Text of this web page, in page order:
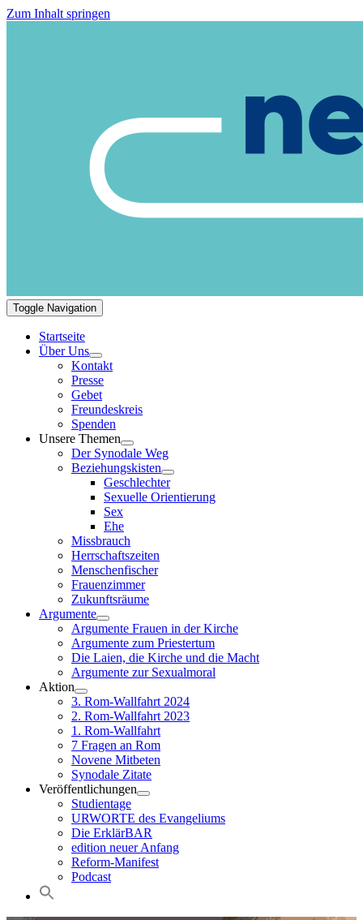
Zum Inhalt springen
Toggle Navigation
Startseite
Über Uns
Kontakt
Presse
Gebet
Freundeskreis
Spenden
Unsere Themen
Der Synodale Weg
Beziehungskisten
Geschlechter
Sexuelle Orientierung
Sex
Ehe
Missbrauch
Herrschaftszeiten
Menschenfischer
Frauenzimmer
Zukunftsräume
Argumente
Argumente Frauen in der Kirche
Argumente zum Priestertum
Die Laien, die Kirche und die Macht
Argumente zur Sexualmoral
Aktion
3. Rom-Wallfahrt 2024
2. Rom-Wallfahrt 2023
1. Rom-Wallfahrt
7 Fragen an Rom
Novene Mitbeten
Synodale Zitate
Veröffentlichungen
Studientage
URWORTE des Evangeliums
Die ErklärBAR
edition neuer Anfang
Reform-Manifest
Podcast